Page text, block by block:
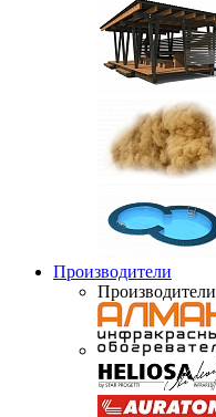
Производители
Производители